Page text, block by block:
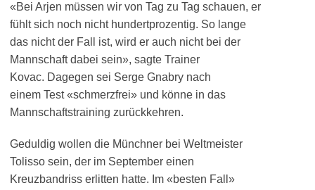
«Bei Arjen müssen wir von Tag zu Tag schauen, er
fühlt sich noch nicht hundertprozentig. So lange
das nicht der Fall ist, wird er auch nicht bei der
Mannschaft dabei sein», sagte Trainer
Kovac. Dagegen sei Serge Gnabry nach
einem Test «schmerzfrei» und könne in das
Mannschaftstraining zurückkehren.
Geduldig wollen die Münchner bei Weltmeister
Tolisso sein, der im September einen
Kreuzbandriss erlitten hatte. Im «besten Fall»